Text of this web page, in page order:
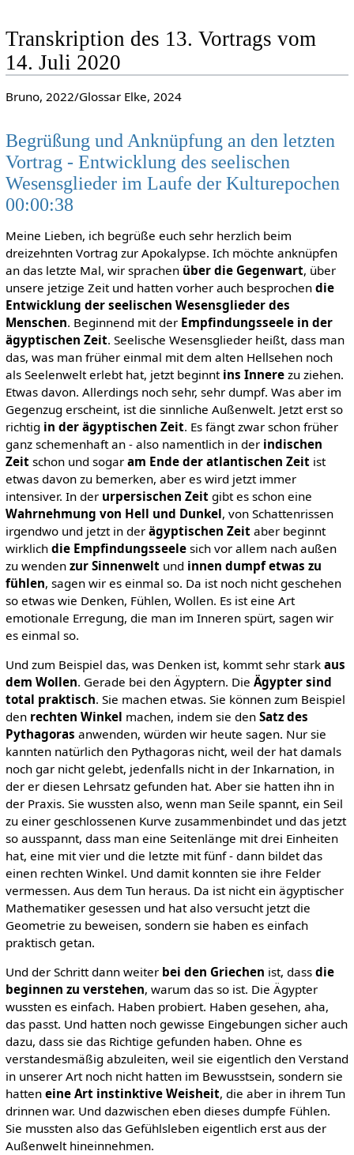
Transkription des 13. Vortrags vom
14. Juli 2020
Bruno, 2022/Glossar Elke, 2024
Begrüßung und Anknüpfung an den letzten
Vortrag - Entwicklung des seelischen
Wesensglieder im Laufe der Kulturepochen
00:00:38
Meine Lieben, ich begrüße euch sehr herzlich beim
dreizehnten Vortrag zur Apokalypse. Ich möchte anknüpfen
an das letzte Mal, wir sprachen über die Gegenwart, über
unsere jetzige Zeit und hatten vorher auch besprochen die
Entwicklung der seelischen Wesensglieder des
Menschen. Beginnend mit der Empfindungsseele in der
ägyptischen Zeit. Seelische Wesensglieder heißt, dass man
das, was man früher einmal mit dem alten Hellsehen noch
als Seelenwelt erlebt hat, jetzt beginnt ins Innerezu ziehen.
Etwas davon. Allerdings noch sehr, sehr dumpf. Was aber im
Gegenzug erscheint, ist die sinnliche Außenwelt. Jetzt erst so
richtig in der ägyptischen Zeit. Es fängt zwar schon früher
ganz schemenhaft an - also namentlich in der indischen
Zeitschon und sogar am Ende der atlantischen Zeitist
etwas davon zu bemerken, aber es wird jetzt immer
intensiver. In der urpersischen Zeitgibt es schon eine
Wahrnehmung von Hell und Dunkel, von Schattenrissen
irgendwo und jetzt in der ägyptischen Zeitaber beginnt
wirklich die Empfindungsseelesich vor allem nach außen
zu wenden zur Sinnenweltund innen dumpf etwas zu
fühlen, sagen wir es einmal so. Da ist noch nicht geschehen
so etwas wie Denken, Fühlen, Wollen. Es ist eine Art
emotionale Erregung, die man im Inneren spürt, sagen wir
es einmal so.
Und zum Beispiel das, was Denken ist, kommt sehr stark aus
dem Wollen. Gerade bei den Ägyptern. Die Ägypter sind
total praktisch. Sie machen etwas. Sie können zum Beispiel
den rechten Winkel machen, indem sie den Satz des
Pythagoras anwenden, würden wir heute sagen. Nur sie
kannten natürlich den Pythagoras nicht, weil der hat damals
noch gar nicht gelebt, jedenfalls nicht in der Inkarnation, in
der er diesen Lehrsatz gefunden hat. Aber sie hatten ihn in
der Praxis. Sie wussten also, wenn man Seile spannt, ein Seil
zu einer geschlossenen Kurve zusammenbindet und das jetzt
so ausspannt, dass man eine Seitenlänge mit drei Einheiten
hat, eine mit vier und die letzte mit fünf - dann bildet das
einen rechten Winkel. Und damit konnten sie ihre Felder
vermessen. Aus dem Tun heraus. Da ist nicht ein ägyptischer
Mathematiker gesessen und hat also versucht jetzt die
Geometrie zu beweisen, sondern sie haben es einfach
praktisch getan.
Und der Schritt dann weiter bei den Griechen ist, dass die
beginnen zu verstehen, warum das so ist. Die Ägypter
wussten es einfach. Haben probiert. Haben gesehen, aha,
das passt. Und hatten noch gewisse Eingebungen sicher auch
dazu, dass sie das Richtige gefunden haben. Ohne es
verstandesmäßig abzuleiten, weil sie eigentlich den Verstand
in unserer Art noch nicht hatten im Bewusstsein, sondern sie
hatten eine Art instinktive Weisheit, die aber in ihrem Tun
drinnen war. Und dazwischen eben dieses dumpfe Fühlen.
Sie mussten also das Gefühlsleben eigentlich erst aus der
Außenwelt hineinnehmen.